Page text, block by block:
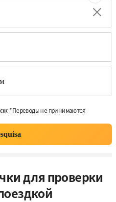
*Переводы не принимаются
для проверки